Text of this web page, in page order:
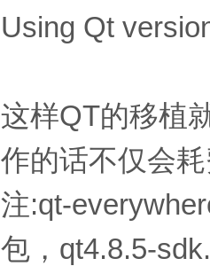
Using Qt
这样QT的移植
作的话不仅会
注:qt-
包，qt4.8.5-